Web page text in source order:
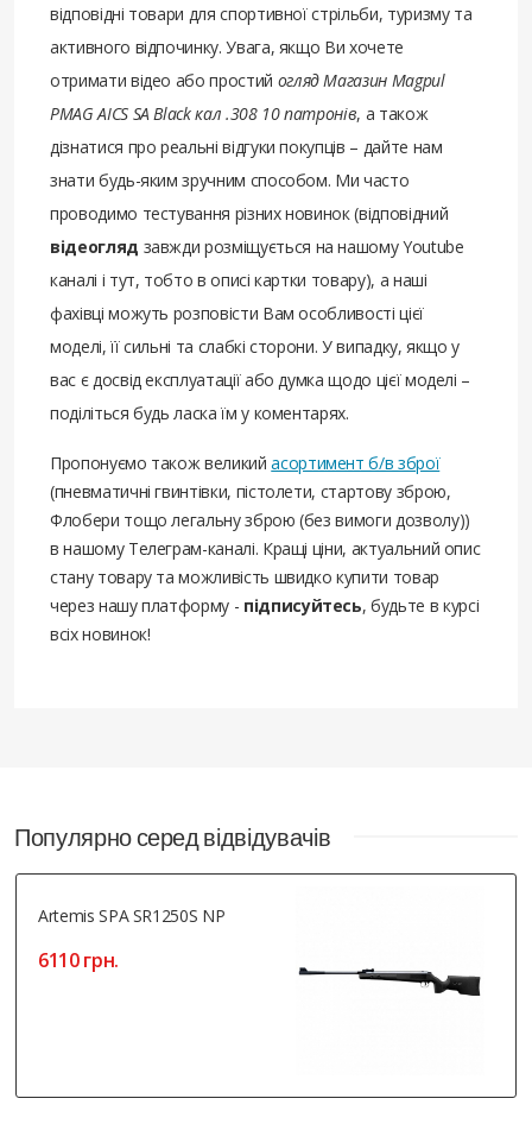
відповідні товари для спортивної стрільби, туризму та
активного відпочинку. Увага, якщо Ви хочете
отримати відео або простий огляд Магазин Magpul
PMAG AICS SA Black кал .308 10 патронів, а також
дізнатися про реальні відгуки покупців – дайте нам
знати будь-яким зручним способом. Ми часто
проводимо тестування різних новинок (відповідний
відеогляд завжди розміщується на нашому Youtube
каналі і тут, тобто в описі картки товару), а наші
фахівці можуть розповісти Вам особливості цієї
моделі, її сильні та слабкі сторони. У випадку, якщо у
вас є досвід експлуатації або думка щодо цієї моделі –
поділіться будь ласка їм у коментарях.
Пропонуємо також великийасортимент б/в зброї
(пневматичні гвинтівки, пістолети, стартову зброю,
Флобери тощо легальну зброю (без вимоги дозволу))
в нашому Телеграм-каналі. Кращі ціни, актуальний опис
стану товару та можливість швидко купити товар
через нашу платформу - підписуйтесь, будьте в курсі
всіх новинок!
Популярно серед відвідувачів
Artemis SPA SR1250S NP
6110 грн.